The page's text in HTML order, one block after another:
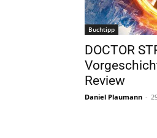
Buchtipp
DOCTOR
Review
Daniel Plaumann -